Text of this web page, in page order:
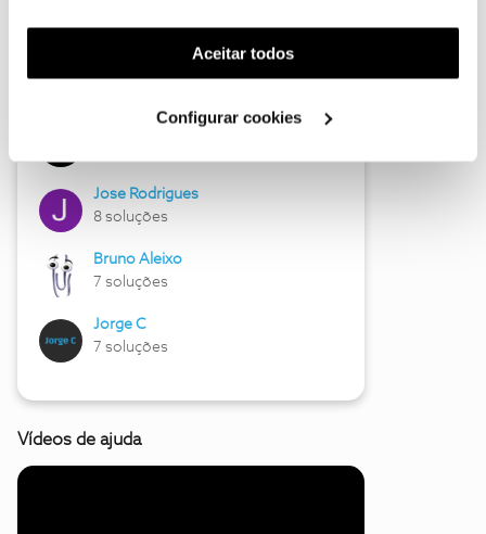
funcionalidade) e adaptar anúncios aos seus interesses
(cookies de publicidade personalizada). Pode gerir a
utilização dos cookies clicando em "Configurar
Aceitar todos
Configurar cookies
Hall of Fame de junho
Jose Rodrigues
8 soluções
Bruno Aleixo
7 soluções
Jorge C
7 soluções
Vídeos de ajuda